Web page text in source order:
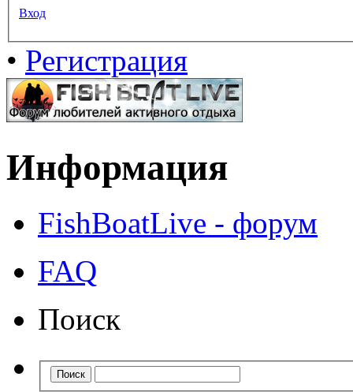
Вход
• Регистрация
Информация
FishBoatLive - форум
FAQ
Поиск